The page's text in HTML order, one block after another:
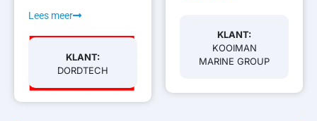
Lees meer
KLANT:
DORDTECH
KLANT:
KOOIMAN
MARINE GROUP